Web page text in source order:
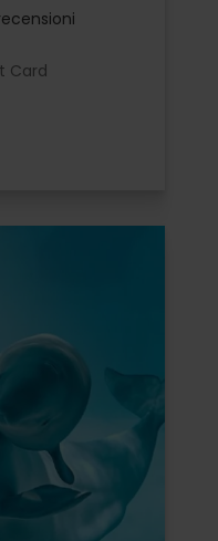
Card